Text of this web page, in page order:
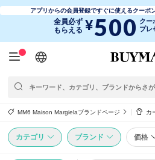
アプリからの会員登録ですぐに使えるクーポ
全員必ず
もらえる ¥500 クー
プレ
日本語
English
简体中文
繁體中文
MM6 Maison Margielaブランドページ カ
カテゴリ ブランド 価格